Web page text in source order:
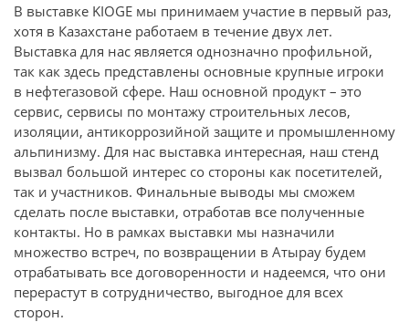
В выставке KIOGE мы принимаем участие в первый раз,
хотя в Казахстане работаем в течение двух лет.
Выставка для нас является однозначно профильной,
так как здесь представлены основные крупные игроки
в нефтегазовой сфере. Наш основной продукт – это
сервис, сервисы по монтажу строительных лесов,
изоляции, антикоррозийной защите и промышленному
альпинизму. Для нас выставка интересная, наш стенд
вызвал большой интерес со стороны как посетителей,
так и участников. Финальные выводы мы сможем
сделать после выставки, отработав все полученные
контакты. Но в рамках выставки мы назначили
множество встреч, по возвращении в Атырау будем
отрабатывать все договоренности и надеемся, что они
перерастут в сотрудничество, выгодное для всех
сторон.